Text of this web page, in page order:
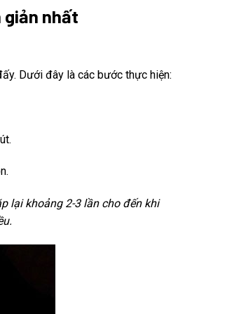
giản nhất
Dưới đây là các bước thực hiện:
lại khoảng 2-3 lần cho đến khi